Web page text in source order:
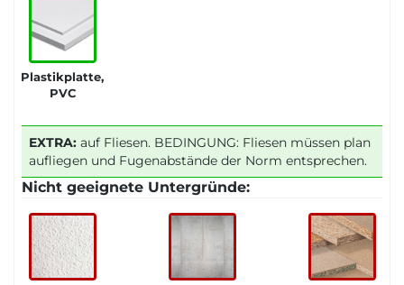
Plastikplatte,
PVC
EXTRA: auf Fliesen. BEDINGUNG: Fliesen müssen plan
aufliegen und Fugenabstände der Norm entsprechen.
Nicht geeignete Untergründe: